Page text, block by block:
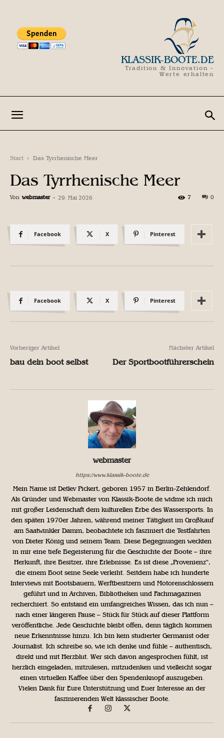
KLASSIK-BOOTE.DE
Tradition & Innovation -
Werte erhalten
Start Das Tyrrhenische Meer
Das Tyrrhenische Meer
Von webmaster - 29. Mai 2026 0
7
Facebook X Pinterest
Facebook X Pinterest
Vorheriger Artikel
bau dein boot selbst
Nächster Artikel
Der Sportbootführerschein
webmaster
https://www.klassik-boote.de
Mein Name ist Detlev Pickert, geboren 1957 in Berlin-Zehlendorf.
Als Gründer und Webmaster von Klassik-Boote.de widme ich mich
mit großer Leidenschaft dem kulturellen Erbe des Wassersports. In
den späten 1970er Jahren, während meiner Tätigkeit im Großkauf
am Saatwinkler Damm, beobachtete ich fasziniert die Testfahrten
von Dieter König und seinem Team. Diese Begegnungen weckten
in mir eine tiefe Begeisterung für die Geschichte der Boote – ihre
Herkunft, ihre Besitzer, ihre Erlebnisse. Es ist diese „Provenienz“,
die einem Boot seine Seele verleiht. Seitdem habe ich hunderte
Interviews mit Bootsbauern, Werftbesitzern und Motorenschlossern
geführt und in Archiven, Bibliotheken und Fachmagazinen
recherchiert. So entstand ein umfangreiches Wissen, das ich nun –
nach einer längeren Pause – Stück für Stück auf dieser Plattform
veröffentliche. Jede Geschichte bleibt offen, denn täglich kommen
neue Erkenntnisse hinzu. Ich bin kein studierter Germanist oder
Journalist. Ich schreibe so, wie ich denke und fühle – authentisch,
direkt und mit Herzblut. Wer sich davon angesprochen fühlt, ist
herzlich eingeladen, mitzulesen, mitzudenken und vielleicht sogar
einen virtuellen Kaffee über den Spendenknopf auszugeben.
Vielen Dank für Eure Unterstützung und Euer Interesse an der
faszinierenden Welt klassischer Boote.